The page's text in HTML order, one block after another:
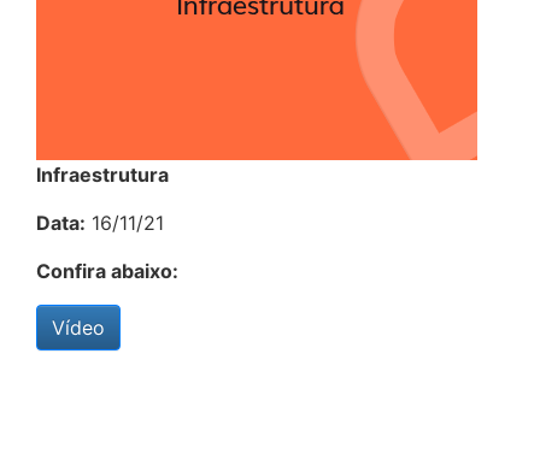
Infraestrutura
Data: 16/11/21
Confira abaixo:
Vídeo